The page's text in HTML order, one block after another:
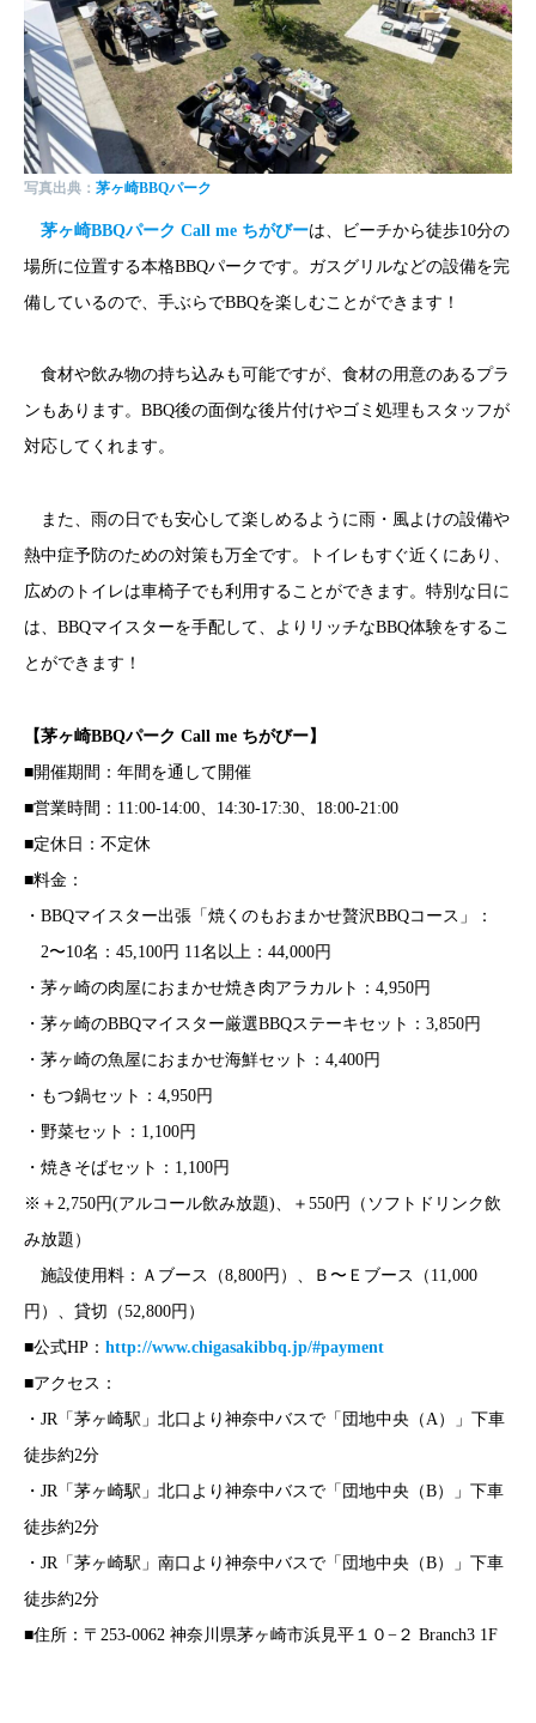
写真出典： 茅ヶ崎BBQパーク
茅ヶ崎BBQパーク Call me ちがびーは、ビーチから徒歩10分の
場所に位置する本格BBQパークです。ガスグリルなどの設備を完
備しているので、手ぶらでBBQを楽しむことができます！
食材や飲み物の持ち込みも可能ですが、食材の用意のあるプラ
ンもあります。BBQ後の面倒な後片付けやゴミ処理もスタッフが
対応してくれます。
また、雨の日でも安心して楽しめるように雨・風よけの設備や
熱中症予防のための対策も万全です。トイレもすぐ近くにあり、
広めのトイレは車椅子でも利用することができます。特別な日に
は、BBQマイスターを手配して、よりリッチなBBQ体験をするこ
とができます！
【茅ヶ崎BBQパーク Call me ちがびー】
■開催期間：年間を通して開催
■営業時間：11:00-14:00、14:30-17:30、18:00-21:00
■定休日：不定休
■料金：
・BBQマイスター出張「焼くのもおまかせ贅沢BBQコース」：
2〜10名：45,100円 11名以上：44,000円
・茅ヶ崎の肉屋におまかせ焼き肉アラカルト：4,950円
・茅ヶ崎のBBQマイスター厳選BBQステーキセット：3,850円
・茅ヶ崎の魚屋におまかせ海鮮セット：4,400円
・もつ鍋セット：4,950円
・野菜セット：1,100円
・焼きそばセット：1,100円
※＋2,750円(アルコール飲み放題)、＋550円（ソフトドリンク飲
み放題）
施設使用料：Ａブース（8,800円）、Ｂ〜Ｅブース（11,000
円）、貸切（52,800円）
■公式HP： http://www.chigasakibbq.jp/#payment
■アクセス：
・JR「茅ヶ崎駅」北口より神奈中バスで「団地中央（A）」下車
徒歩約2分
・JR「茅ヶ崎駅」北口より神奈中バスで「団地中央（B）」下車
徒歩約2分
・JR「茅ヶ崎駅」南口より神奈中バスで「団地中央（B）」下車
徒歩約2分
■住所：〒253-0062 神奈川県茅ヶ崎市浜見平１０−２ Branch3 1F